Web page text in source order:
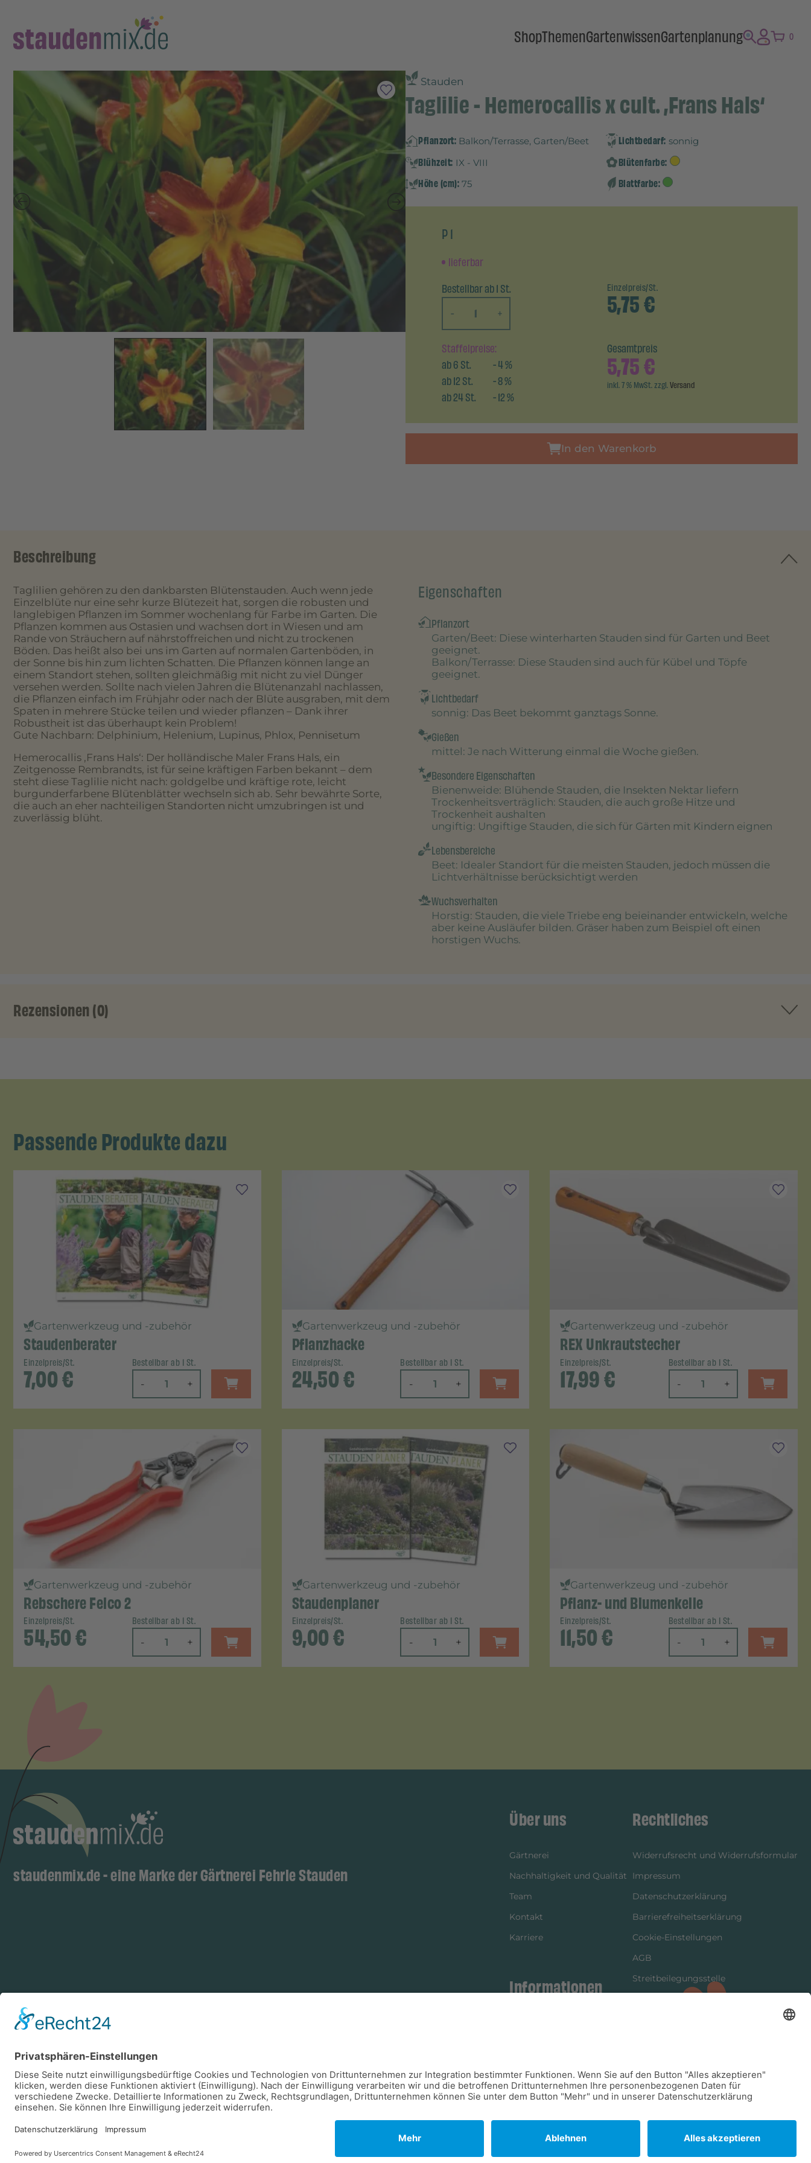
ShopThemenGartenwissenGartenplanung 0
Stauden
Taglilie - Hemerocallis x cult. ‚Frans Hals‘
Pflanzort: Balkon/Terrasse, Garten/Beet Lichtbedarf: sonnig
Blühzeit: IX - VIII
Blütenfarbe:
Höhe (cm): 75 Blattfarbe:
P 1
lieferbar
Bestellbar ab 1 St.
-
+
Einzelpreis/St.
5,75€
Staffelpreise:
ab6St. -4%
ab12St. -8%
ab24St. -12%
Gesamtpreis
5,75€
inkl. 7 % MwSt. zzgl.Versand
In den Warenkorb
Beschreibung
Taglilien gehören zu den dankbarsten Blütenstauden. Auch wenn jede
Einzelblüte nur eine sehr kurze Blütezeit hat, sorgen die robusten und
langlebigen Pflanzen im Sommer wochenlang für Farbe im Garten. Die
Pflanzen kommen aus Ostasien und wachsen dort in Wiesen und am
Rande von Sträuchern auf nährstoffreichen und nicht zu trockenen
Böden. Das heißt also bei uns im Garten auf normalen Gartenböden, in
der Sonne bis hin zum lichten Schatten. Die Pflanzen können lange an
einem Standort stehen, sollten gleichmäßig mit nicht zu viel Dünger
versehen werden. Sollte nach vielen Jahren die Blütenanzahl nachlassen,
die Pflanzen einfach im Frühjahr oder nach der Blüte ausgraben, mit dem
Spaten in mehrere Stücke teilen und wieder pflanzen – Dank ihrer
Robustheit ist das überhaupt kein Problem!
Gute Nachbarn: Delphinium, Helenium, Lupinus, Phlox, Pennisetum
Hemerocallis ‚Frans Hals‘: Der holländische Maler Frans Hals, ein
Zeitgenosse Rembrandts, ist für seine kräftigen Farben bekannt – dem
steht diese Taglilie nicht nach: goldgelbe und kräftige rote, leicht
burgunderfarbene Blütenblätter wechseln sich ab. Sehr bewährte Sorte,
die auch an eher nachteiligen Standorten nicht umzubringen ist und
zuverlässig blüht.
Eigenschaften
Pflanzort
Garten/Beet: Diese winterharten Stauden sind für Garten und Beet
geeignet.
Balkon/Terrasse: Diese Stauden sind auch für Kübel und Töpfe
geeignet.
Lichtbedarf
sonnig: Das Beet bekommt ganztags Sonne.
Gießen
mittel : Je nach Witterung einmal die Woche gießen.
Besondere Eigenschaften
Bienenweide: Blühende Stauden, die Insekten Nektar liefern
Trockenheitsverträglich: Stauden, die auch große Hitze und
Trockenheit aushalten
ungiftig: Ungiftige Stauden, die sich für Gärten mit Kindern eignen
Lebensbereiche
Beet: Idealer Standort für die meisten Stauden, jedoch müssen die
Lichtverhältnisse berücksichtigt werden
Wuchsverhalten
Horstig: Stauden, die viele Triebe eng beieinander entwickeln, welche
aber keine Ausläufer bilden. Gräser haben zum Beispiel oft einen
horstigen Wuchs.
Rezensionen (0)
Passende Produkte dazu
Gartenwerkzeug und -zubehör
Staudenberater
Einzelpreis/St.
7,00€
Bestellbar ab 1 St.
- +
Gartenwerkzeug und -zubehör
Pflanzhacke
Einzelpreis/St.
24,50€
Bestellbar ab 1 St.
- +
Gartenwerkzeug und -zubehör
REX Unkrautstecher
Einzelpreis/St.
17,99€
Bestellbar ab 1 St.
- +
Gartenwerkzeug und -zubehör
Rebschere Felco 2
Einzelpreis/St.
54,50€
Bestellbar ab 1 St.
- +
Gartenwerkzeug und -zubehör
Staudenplaner
Einzelpreis/St.
9,00€
Bestellbar ab 1 St.
- +
Gartenwerkzeug und -zubehör
Pflanz- und Blumenkelle
Einzelpreis/St.
11,50€
Bestellbar ab 1 St.
- +
staudenmix.de - eine Marke der Gärtnerei Fehrle Stauden
Zahlungsarten
Über uns
Gärtnerei
Nachhaltigkeit und Qualität
Team
Kontakt
Karriere
Informationen
Versandinformationen
Rechtliches
Widerrufsrecht und Widerrufsformular
Impressum
Datenschutzerklärung
Barrierefreiheitserklärung
Cookie-Einstellungen
AGB
Streitbeilegungsstelle